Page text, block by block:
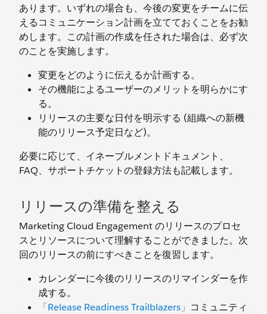
あります。いずれの場合も、今後の変更をチームに伝
えるコミュニケーション計画を立てておくことをお勧
めします。この計画の作成を任された場合は、必ず次
のことを実施します。
変更をどのように伝えるか計画する。
その機能によるユーザーのメリットを明らかにす
る。
リリースの主要な日付を明示する (組織への新機
能のリリース予定日など)。
必要に応じて、イネーブルメントドキュメント、
FAQ、サポートチケットの登録方法も記載します。
リリースの準備を整える
Marketing Cloud Engagement のリリースのプロセ
スとリソースについて理解することができました。次
回のリリースの前にすべきことを復習します。
カレンダーに今後のリリースのリマインダーを作
成する。
「Release Readiness Trailblazers」 コミュニティ